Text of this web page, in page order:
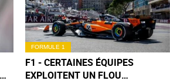
FORMULE 1
F1 - CERTAINES ÉQUIPES
EXPLOITENT UN FLOU